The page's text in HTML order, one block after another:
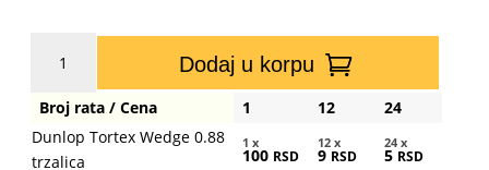
Tortex
0.88
trzalica
Dodaj u korpu
Broj rata / Cena 1 12
24
Dunlop Tortex Wedge 0.88
trzalica
1 x
100 RSD
12 x
9 RSD
24 x
5 RSD